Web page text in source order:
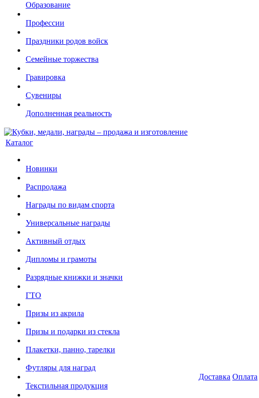
Образование
Профессии
Праздники родов войск
Семейные торжества
Гравировка
Сувениры
Дополненная реальность
Каталог
Новинки
Распродажа
Награды по видам спорта
Универсальные награды
Активный отдых
Дипломы и грамоты
Разрядные книжки и значки
ГТО
Призы из акрила
Призы и подарки из стекла
Плакетки, панно, тарелки
Футляры для наград
Текстильная продукция
Доставка Оплата